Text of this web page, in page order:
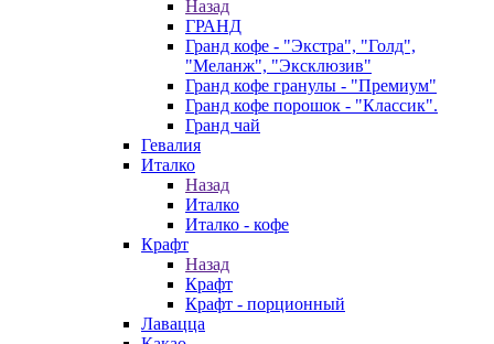
Назад
ГРАНД
Гранд кофе - "Экстра", "Голд",
"Меланж", "Эксклюзив"
Гранд кофе гранулы - "Премиум"
Гранд кофе порошок - "Классик".
Гранд чай
Гевалия
Италко
Назад
Италко
Италко - кофе
Крафт
Назад
Крафт
Крафт - порционный
Лавацца